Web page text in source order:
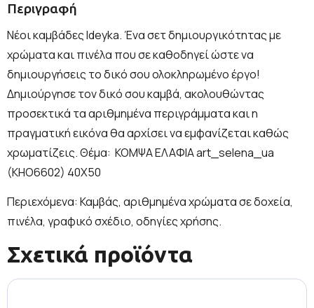
Περιγραφή
Νέοι καμβάδες Ideyka. Ένα σετ δημιουργικότητας με
χρώματα και πινέλα που σε καθοδηγεί ώστε να
δημιουργήσεις το δικό σου ολοκληρωμένο έργο!
Δημιούργησε τον δικό σου καμβά, ακολουθώντας
προσεκτικά τα αριθμημένα περιγράμματα και η
πραγματική εικόνα θα αρχίσει να εμφανίζεται καθώς
χρωματίζεις. Θέμα: ΚΟΜΨΑ ΕΛΑΦΙΑ art_selena_ua
(KHO6602) 40Χ50
Περιεχόμενα: Καμβάς, αριθμημένα χρώματα σε δοχεία,
πινέλα, γραφικό σχέδιο, οδηγίες χρήσης.
Σχετικά προϊόντα